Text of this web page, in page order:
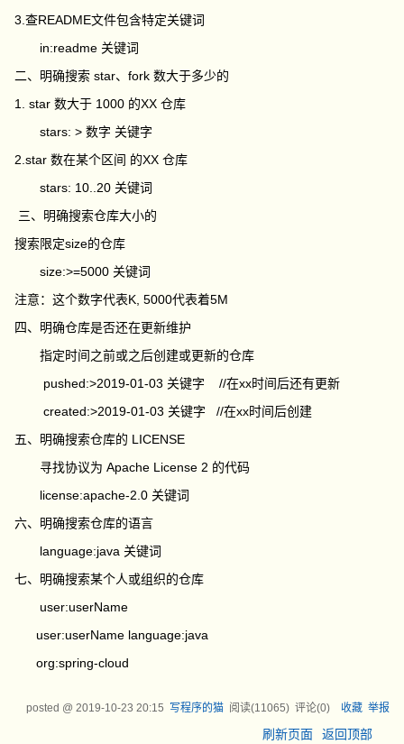
3.查README文件包含特定关键词
in:readme 关键词
二、明确搜索 star、fork 数大于多少的
1. star 数大于 1000 的XX 仓库
stars: > 数字 关键字
2.star 数在某个区间 的XX 仓库
stars: 10..20 关键词
三、明确搜索仓库大小的
搜索限定size的仓库
size:>=5000 关键词
注意：这个数字代表K, 5000代表着5M
四、明确仓库是否还在更新维护
指定时间之前或之后创建或更新的仓库
pushed:>2019-01-03 关键字 //在xx时间后还有更新
created:>2019-01-03 关键字 //在xx时间后创建
五、明确搜索仓库的 LICENSE
寻找协议为 Apache License 2 的代码
license:apache-2.0 关键词
六、明确搜索仓库的语言
language:java 关键词
七、明确搜索某个人或组织的仓库
user:userName
user:userName language:java
org:spring-cloud
posted @ 2019-10-23 20:15 写程序的猫阅读(11065) 评论(0) 收藏 举报
刷新页面 返回顶部